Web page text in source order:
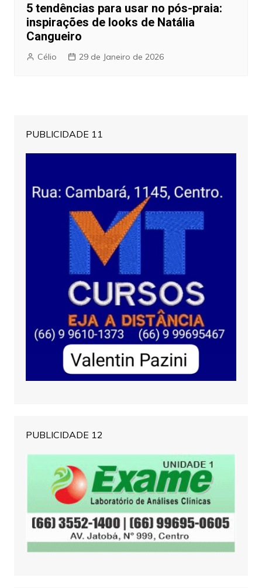
5 tendências para usar no pós-praia:
inspirações de looks de Natália
Cangueiro
Célio 29 de Janeiro de 2026
PUBLICIDADE 11
PUBLICIDADE 12